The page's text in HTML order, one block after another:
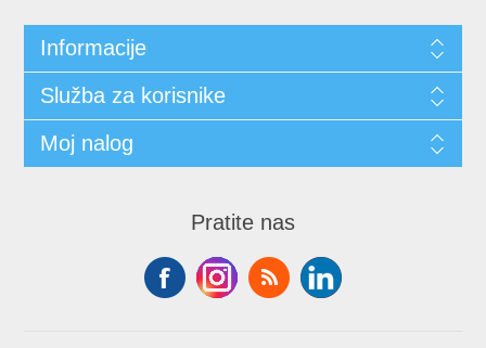
Informacije
Služba za korisnike
Moj nalog
Pratite nas